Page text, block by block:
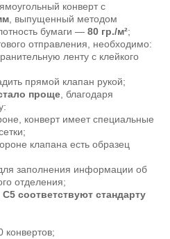
конверт с
, выпущенный методом
бумаги —80 гр./м²;
отправления, необходимо:
ленту с клейкого
прямой клапан рукой;
проще, благодаря
конверт имеет специальные
клапана есть образец
заполнения информации об
отделения;
соответствуют стандарту